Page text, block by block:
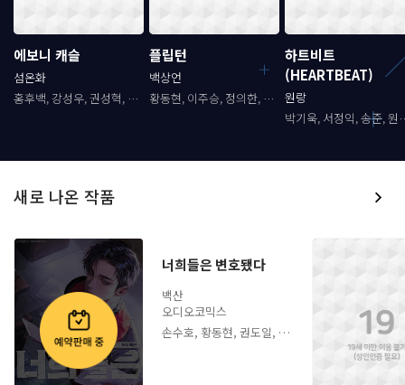
청
에보니 캐슬
섬온화
홍후백, 강성우, 권성혁, 이
건, 신우철, 김두리
플립턴
백상언
황동현, 이주승, 정의한, 임
하트비트
(HEARTBEAT)
원랑
박기욱, 서정익, 송준, 원종
새로 나온 작품
너희들은 변호됐다
백산
오디오코믹스
손수호, 황동현, 권도일, 조